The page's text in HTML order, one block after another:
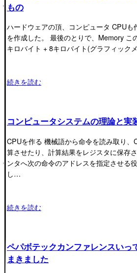
もの
ハードウェアの頂、コンピュータ CPUも
を作成した。 最後のとりで、Memory こ
キロバイト + 8キロバイト(グラフィック
続きを読む
コンピュータシステムの理論と実
CPUを作る 機械語から命令を読み取り
算させたり、計算結果をレジスタに保存
ンタへ次の命令のアドレスを指定させる
し…
続きを読む
ペパボテックカンファレンスいっ
まきました